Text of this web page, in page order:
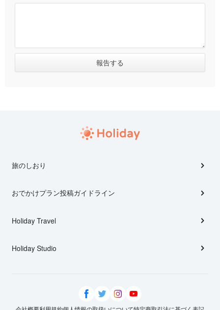
旅のしおり
おでかけプラン投稿ガイドライン
Holiday Travel
Holiday Studio